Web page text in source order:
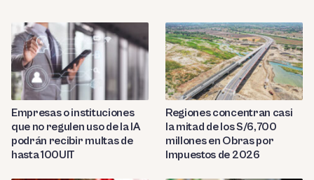
Empresas o instituciones
que no regulen uso de la IA
podrán recibir multas de
hasta 100UIT
Regiones concentran casi
la mitad de los S/6,700
millones en Obras por
Impuestos de 2026